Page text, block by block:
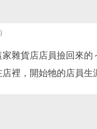
雜貨店店員撿回來
裡，開始牠的店員生